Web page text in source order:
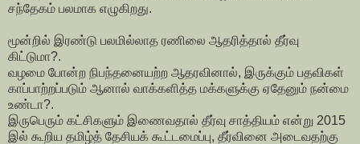
சந்தேகம் பலமாக எழுகிறது.
மூன்றில் இரண்டு பலமில்லாத ரணிலை ஆதரித்தால் தீர்வு
கிட்டுமா?.
வழமை போன்ற நிபந்தனையற்ற ஆதரவினால், இருக்கும் பதவிகள்
காப்பாற்றப்படும் ஆனால் வாக்களித்த மக்களுக்கு ஏதேனும் நன்மை
உண்டா?.
இருபெரும் கட்சிகளும் இணைவதால் தீர்வு சாத்தியம் என்று 2015
இல் கூறிய தமிழ்த் தேசியக் கூட்டமைப்பு, தீர்வினை அடைவதற்கு